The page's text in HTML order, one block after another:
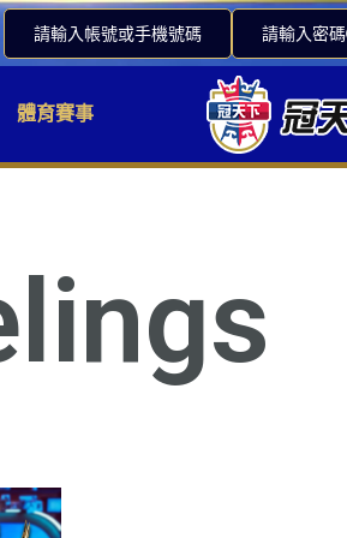
請輸入帳號或手機號碼 請輸入密碼
體育賽事